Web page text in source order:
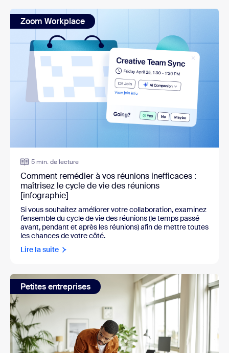
Zoom Workplace
5 min. de lecture
Comment remédier à vos réunions inefficaces :
maîtrisez le cycle de vie des réunions
[infographie]
Si vous souhaitez améliorer votre collaboration, examinez
l’ensemble du cycle de vie des réunions (le temps passé
avant, pendant et après les réunions) afin de mettre toutes
les chances de votre côté.
Lire la suite
Petites entreprises